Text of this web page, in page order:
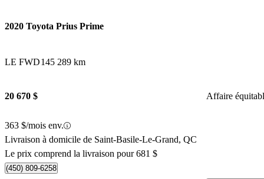
2020 Toyota Prius Prime
LE FWD145 289 km
20 670 $ Affaire
363 $/mois env.
Livraison à domicile de Saint-Basile-Le-Grand, QC
Le prix comprend la livraison pour 681 $
(450) 809-6258